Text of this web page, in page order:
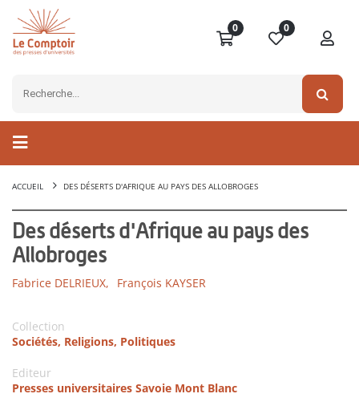
0 0
ACCUEIL DES DÉSERTS D'AFRIQUE AU PAYS DES ALLOBROGES
Des déserts d'Afrique au pays des
Allobroges
Fabrice DELRIEUX, François KAYSER
Collection
Sociétés, Religions, Politiques
Editeur
Presses universitaires Savoie Mont Blanc